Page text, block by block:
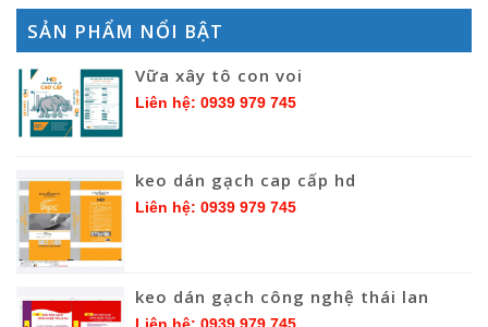
SẢN PHẨM NỔI BẬT
Vữa xây tô con voi
Liên hệ: 0939 979 745
keo dán gạch cap cấp hd
Liên hệ: 0939 979 745
keo dán gạch công nghệ thái lan